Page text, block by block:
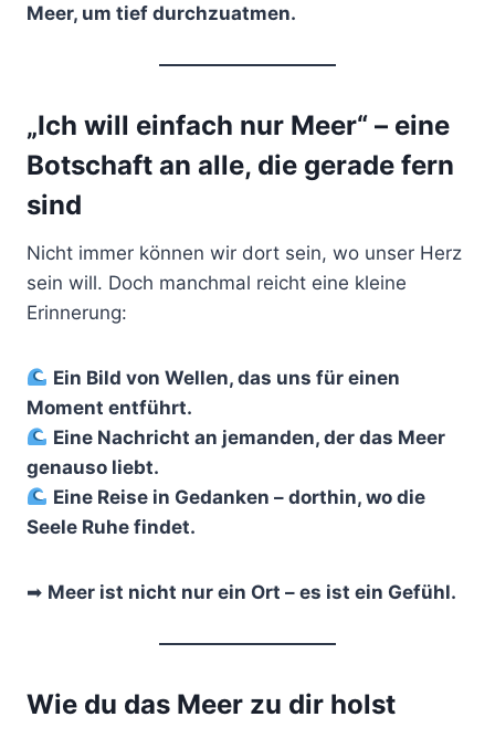
Meer, um tief durchzuatmen.
„Ich will einfach nur Meer“ – eine
Botschaft an alle, die gerade fern
sind
Nicht immer können wir dort sein, wo unser Herz
sein will. Doch manchmal reicht eine kleine
Erinnerung:
Ein Bild von Wellen, das uns für einen
Moment entführt.
Eine Nachricht an jemanden, der das Meer
genauso liebt.
Eine Reise in Gedanken – dorthin, wo die
Seele Ruhe findet.
➡ Meer ist nicht nur ein Ort – es ist ein Gefühl.
Wie du das Meer zu dir holst